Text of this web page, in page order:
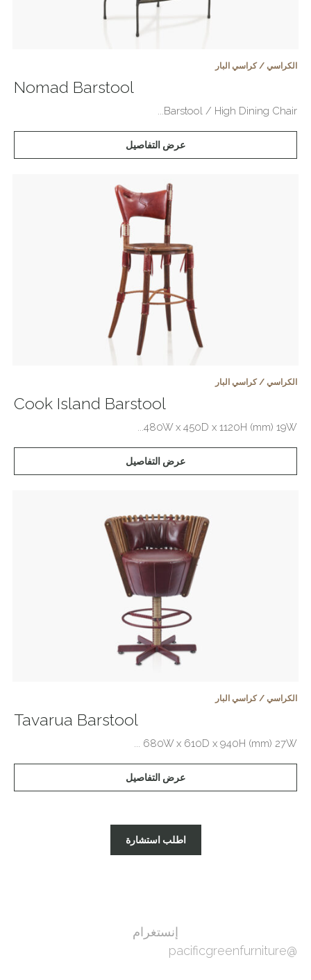
الكراسي / كراسي البار
Nomad Barstool
Barstool / High Dining Chair...
عرض التفاصيل
الكراسي / كراسي البار
Cook Island Barstool
480W x 450D x 1120H (mm) 19W...
عرض التفاصيل
الكراسي / كراسي البار
Tavarua Barstool
680W x 610D x 940H (mm) 27W ...
عرض التفاصيل
اطلب استشارة
إنستغرام
@pacificgreenfurniture